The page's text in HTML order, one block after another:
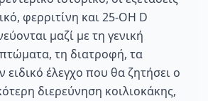
φερριτίνη και 25-OH D
μαζί με τη γενική
τη διατροφή, τα
ειδικό έλεγχο που θα ζητήσει ο
διερεύνηση κοιλιοκάκης,